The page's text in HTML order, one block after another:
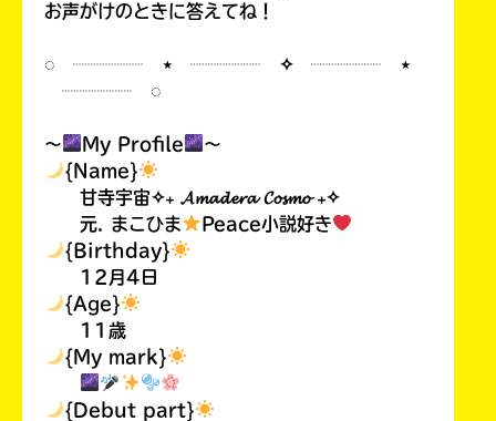
お声がけのときに答えてね！
◌ ┈┈┈┈ ⋆ ┈┈┈┈ ✧ ┈┈┈┈ ⋆
┈┈┈┈ ◌
〜 My Profile
〜
{Name}
甘寺宇宙✧₊ 𝓐𝓶𝓪𝓭𝓮𝓻𝓪 𝓒𝓸𝓼𝓶𝓸 ₊✧
元. まこひま
Peace小説好き
{Birthday}
12月4日
{Age}
11歳
{My mark}
{Debut part}